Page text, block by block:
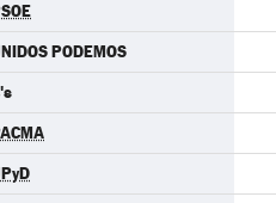
PODEMOS